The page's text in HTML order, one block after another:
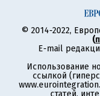
© 2014-2022,
(
E-mail
Использование
ссылкой
статей,